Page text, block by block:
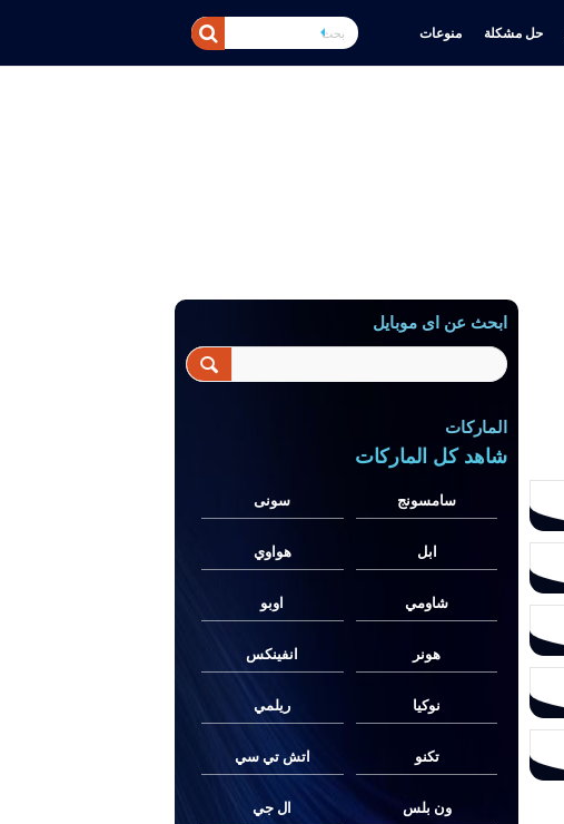
حل مشكلة منوعات
ابحث عن اى موبايل
الماركات
شاهد كل الماركات
سامسونج سونى
ابل هواوي
شاومي اوبو
هونر انفينكس
نوكيا ريلمي
تكنو اتش تي سي
ون بلس ال جي